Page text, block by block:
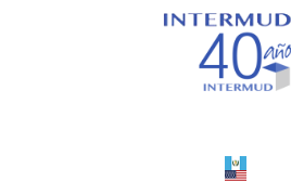
CERTIFICACIONES
PAGO EN LINEA